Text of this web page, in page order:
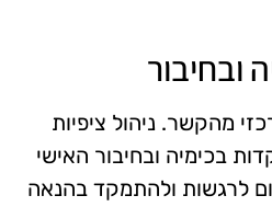
ובחיבור
מהקשר. ניהול ציפיות
בכימיה ובחיבור האישי
לרגשות ולהתמקד בהנאה